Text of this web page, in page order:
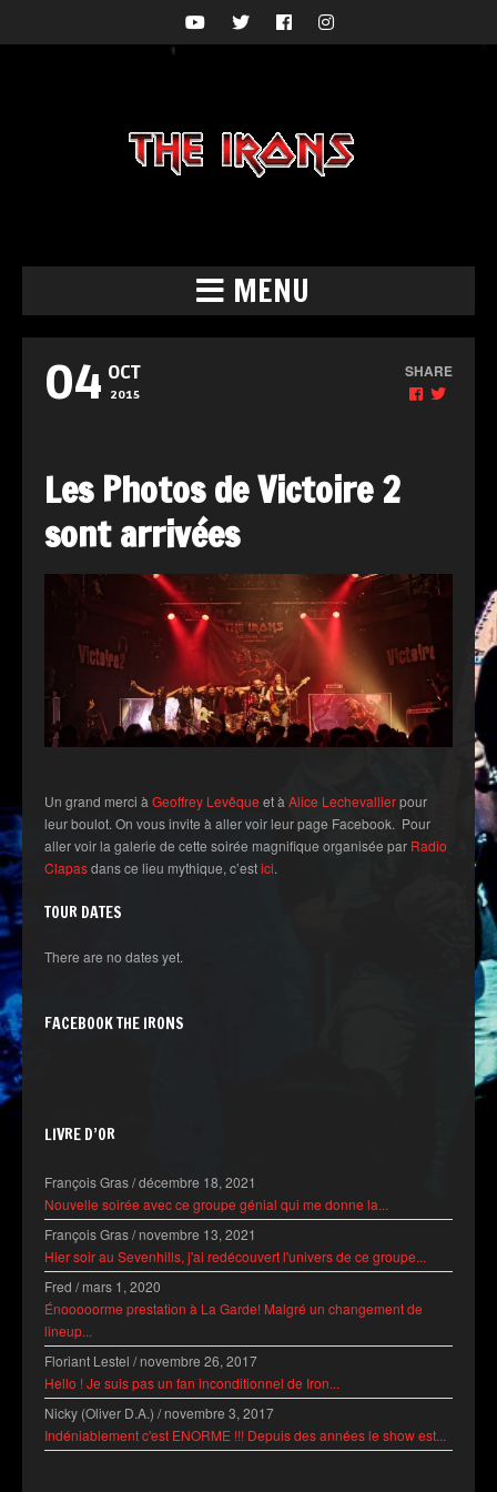
MENU
04 OCT
2015
SHARE
Les Photos de Victoire 2
sont arrivées
Un grand merci à Geoffrey Levêque et à Alice Lechevallierpour
leur boulot. On vous invite à aller voir leur page Facebook. Pour
aller voir la galerie de cette soirée magnifique organisée par Radio
Clapasdans ce lieu mythique, c’estici.
TOUR DATES
There are no dates yet.
FACEBOOK THE IRONS
LIVRE D’OR
François Gras/décembre 18, 2021
Nouvelle soirée avec ce groupe génial qui me donne la...
François Gras/novembre 13, 2021
Hier soir au Sevenhills, j'ai redécouvert l'univers de ce groupe...
Fred /mars 1, 2020
Énooooorme prestation à La Garde! Malgré un changement de
lineup...
Floriant Lestel /novembre 26, 2017
Hello ! Je suis pas un fan inconditionnel de Iron...
Nicky (Oliver D.A.) /novembre 3, 2017
Indéniablement c'est ENORME !!! Depuis des années le show est...